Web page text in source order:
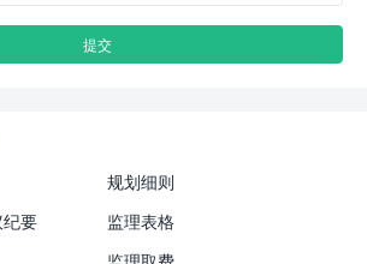
规划细则
要
监理表格